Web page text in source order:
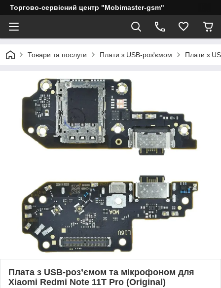
Торгово-сервісний центр "Mobimaster-gsm"
Товари та послуги Плати з USB-роз'ємом Плати з
Плата з USB-роз’ємом та мікрофоном для
Xiaomi Redmi Note 11T Pro (Original)